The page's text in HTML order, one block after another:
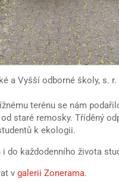
a Vyšší odborné školy, s.
terénu se nám
staré remosky. Tříděný
k ekologii.
do každodenního života
vgalerii Zonerama.